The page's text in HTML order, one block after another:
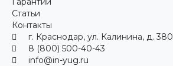
Статьи
Контакты
г. Краснодар, ул. Калинина, д. 380
8 (800) 500-40-43
info@in-yug.ru